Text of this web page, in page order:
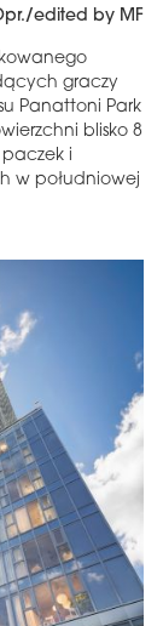
edited by MF
graczy
Panattoni Park
blisko 8
paczek i
w południowej